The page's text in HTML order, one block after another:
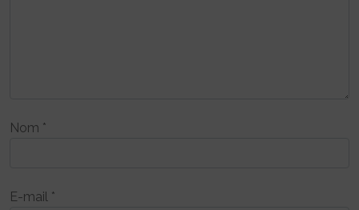
Nom *
E-mail *